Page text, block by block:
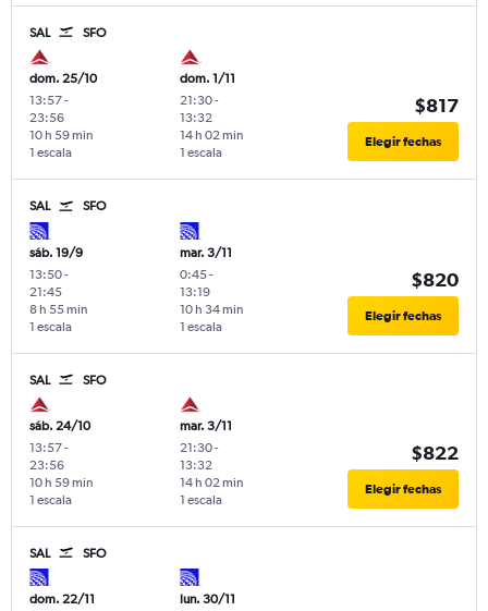
SAL SFO
dom. 25/10
13:57-
23:56
1 escala
10 h 59 min
dom. 1/11
21:30-
13:32
1 escala
14 h 02 min
$817
Elegir fechas
SAL SFO
sáb. 19/9
13:50-
21:45
1 escala
8 h 55 min
mar. 3/11
0:45-
13:19
1 escala
10 h 34 min
$820
Elegir fechas
SAL SFO
sáb. 24/10
13:57-
23:56
1 escala
10 h 59 min
mar. 3/11
21:30-
13:32
1 escala
14 h 02 min
$822
Elegir fechas
SAL SFO
dom. 22/11
lun. 30/11